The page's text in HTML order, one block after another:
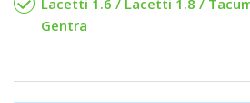
Lacetti 1.6 / Lacetti 1.8 /
Gentra